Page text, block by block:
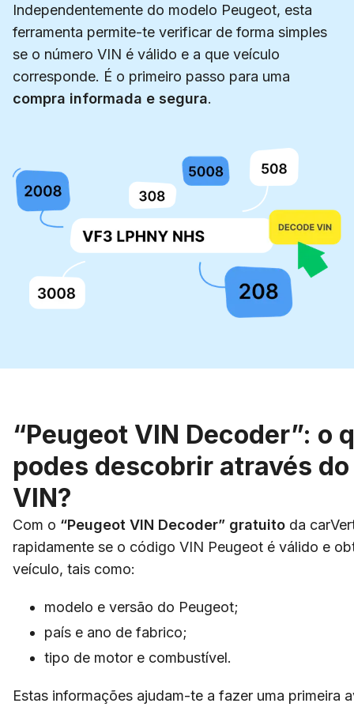
Independentemente do modelo Peugeot, esta
ferramenta permite-te verificar de forma simples
se o número VIN é válido e a que veículo
corresponde. É o primeiro passo para uma
compra informada e segura.
“Peugeot VIN Decoder”: o
podes descobrir através
VIN?
Com o “Peugeot VIN Decoder” gratuito da
rapidamente se o código VIN Peugeot é válido e
veículo, tais como:
modelo e versão do Peugeot;
país e ano de fabrico;
tipo de motor e combustível.
Estas informações ajudam-te a fazer uma primeira